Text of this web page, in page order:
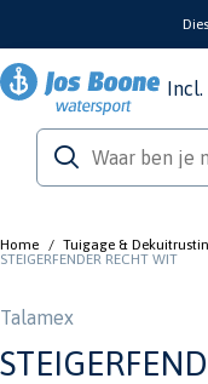
Incl.
Home / Tuigage &
STEIGERFENDER RECHT WIT
Talamex